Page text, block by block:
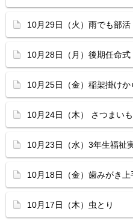
10月29日（火）雨でも部活
10月28日（月）後期任命式
10月25日（金）稲架掛けか
10月24日（木） さつまい
10月23日（水）3年生福祉
10月18日（金）歯みがき上
10月17日（木）虫とり